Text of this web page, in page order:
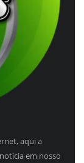
aqui a
em nosso